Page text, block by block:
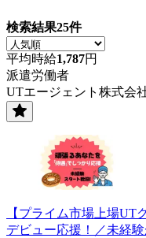
検索結果25件
平均時給1,787円
派遣労働者
UTエージェント株式会
【プライム市場上場
デビュー応援！／未経